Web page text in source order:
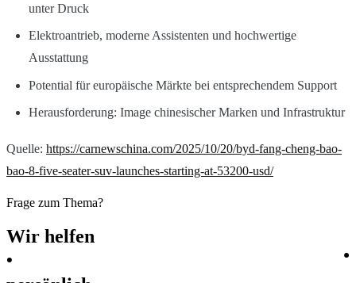
unter Druck
Elektroantrieb, moderne Assistenten und hochwertige
Ausstattung
Potential für europäische Märkte bei entsprechendem Support
Herausforderung: Image chinesischer Marken und Infrastruktur
Quelle: https://carnewschina.com/2025/10/20/byd-fang-cheng-bao-
bao-8-five-seater-suv-launches-starting-at-53200-usd/
Frage zum Thema?
Wir helfen